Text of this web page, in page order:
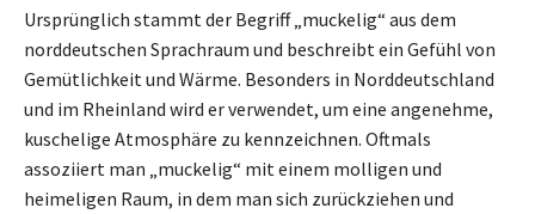
Ursprünglich stammt der Begriff „muckelig“ aus dem
norddeutschen Sprachraum und beschreibt ein Gefühl von
Gemütlichkeit und Wärme. Besonders in Norddeutschland
und im Rheinland wird er verwendet, um eine angenehme,
kuschelige Atmosphäre zu kennzeichnen. Oftmals
assoziiert man „muckelig“ mit einem molligen und
heimeligen Raum, in dem man sich zurückziehen und